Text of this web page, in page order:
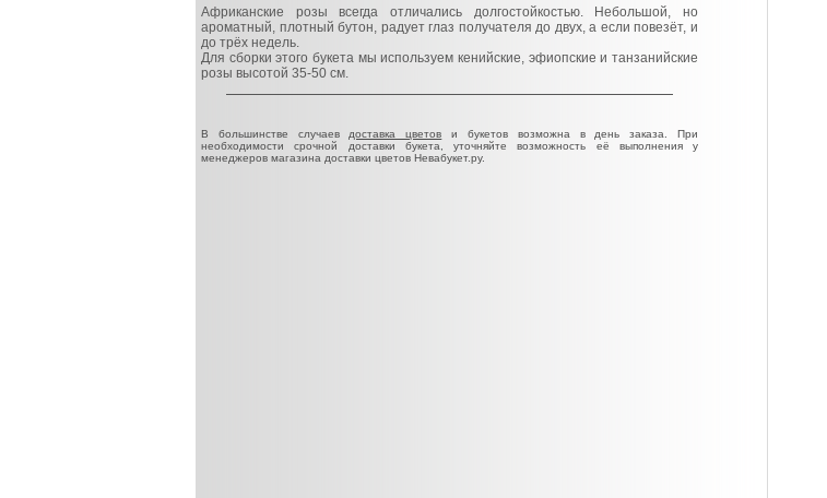
Африканские розы всегда отличались долгостойкостью. Небольшой, но
ароматный, плотный бутон, радует глаз получателя до двух, а если повезёт, и
до трёх недель.
Для сборки этого букета мы используем кенийские, эфиопские и танзанийские
розы высотой 35-50 см.
В большинстве случаев доставка цветов и букетов возможна в день заказа. При
необходимости срочной доставки букета, уточняйте возможность её выполнения у
менеджеров магазина доставки цветов Невабукет.ру.